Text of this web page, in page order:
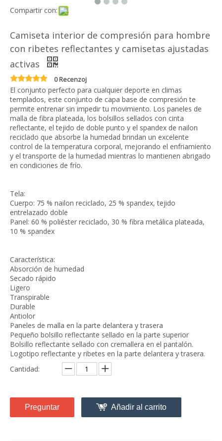
Compartir con:
Camiseta interior de compresión para hombre
con ribetes reflectantes y camisetas ajustadas
activas
0 Recenzoj
El conjunto perfecto para cualquier deporte en climas
templados, este conjunto de capa base de compresión te
permite entrenar sin impedir tu movimiento. Los paneles de
malla de fibra plateada, los bolsillos sellados con cinta
reflectante, el tejido de doble punto y el spandex de nailon
reciclado que absorbe la humedad brindan un excelente
control de la temperatura corporal, mejorando el enfriamiento
y el transporte de la humedad mientras lo mantienen abrigado
en condiciones de frío.
Tela:
Cuerpo: 75 % nailon reciclado, 25 % spandex, tejido
entrelazado doble
Panel: 60 % poliéster reciclado, 30 % fibra metálica plateada,
10 % spandex
Característica:
Absorción de humedad
Secado rápido
Ligero
Transpirable
Durable
Antiolor
Paneles de malla en la parte delantera y trasera
Pequeño bolsillo reflectante sellado en la parte superior
Bolsillo reflectante sellado con cremallera en el pantalón.
Logotipo reflectante y ribetes en la parte delantera y trasera.
Cantidad:
Preguntar Añadir al carrito